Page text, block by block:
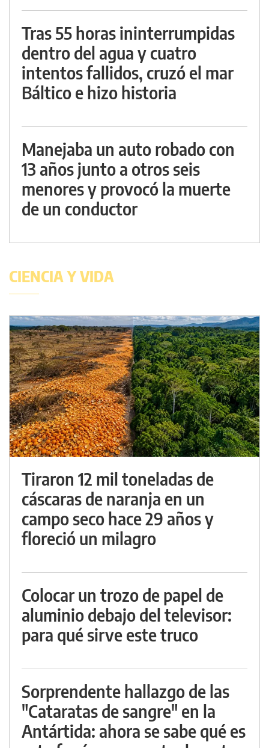
Tras 55 horas ininterrumpidas
dentro del agua y cuatro
intentos fallidos, cruzó el mar
Báltico e hizo historia
Manejaba un auto robado con
13 años junto a otros seis
menores y provocó la muerte
de un conductor
CIENCIA Y VIDA
Tiraron 12 mil toneladas de
cáscaras de naranja en un
campo seco hace 29 años y
floreció un milagro
Colocar un trozo de papel de
aluminio debajo del televisor:
para qué sirve este truco
Sorprendente hallazgo de las
"Cataratas de sangre" en la
Antártida: ahora se sabe qué es